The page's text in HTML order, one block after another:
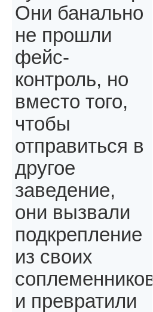
Они банально
не прошли
фейс-
контроль, но
вместо того,
чтобы
отправиться в
другое
заведение,
они вызвали
подкрепление
из своих
соплеменников
и превратили